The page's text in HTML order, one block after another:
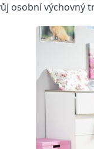
osobní výchovný